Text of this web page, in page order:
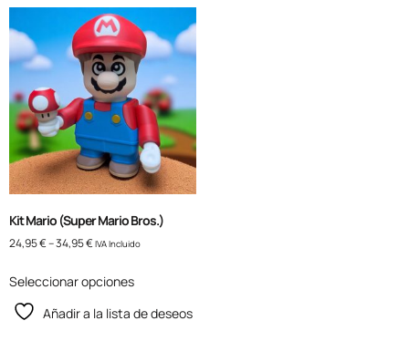
Kit Mario (Super Mario Bros.)
24,95€–34,95€ IVA Incluido
Seleccionar opciones
Añadir a la lista de deseos